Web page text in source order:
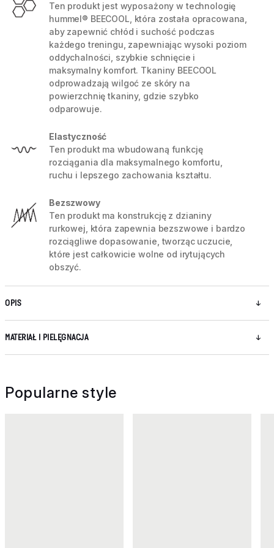
Ten produkt jest wyposażony w technologię
hummel® BEECOOL, która została opracowana,
aby zapewnić chłód i suchość podczas
każdego treningu, zapewniając wysoki poziom
oddychalności, szybkie schnięcie i
maksymalny komfort. Tkaniny BEECOOL
odprowadzają wilgoć ze skóry na
powierzchnię tkaniny, gdzie szybko
odparowuje.
Elastyczność
Ten produkt ma wbudowaną funkcję
rozciągania dla maksymalnego komfortu,
ruchu i lepszego zachowania kształtu.
Bezszwowy
Ten produkt ma konstrukcję z dzianiny
rurkowej, która zapewnia bezszwowe i bardzo
rozciągliwe dopasowanie, tworząc uczucie,
które jest całkowicie wolne od irytujących
obszyć.
OPIS
MATERIAŁ I PIELĘGNACJA
Popularne style